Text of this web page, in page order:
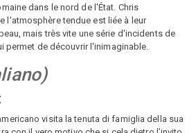
dans le nord de l'État. Chris
l'atmosphère tendue est liée à leur
mais très vite une série d'incidents de
permet de découvrir l'inimaginable.
)
visita la tenuta di famiglia della sua